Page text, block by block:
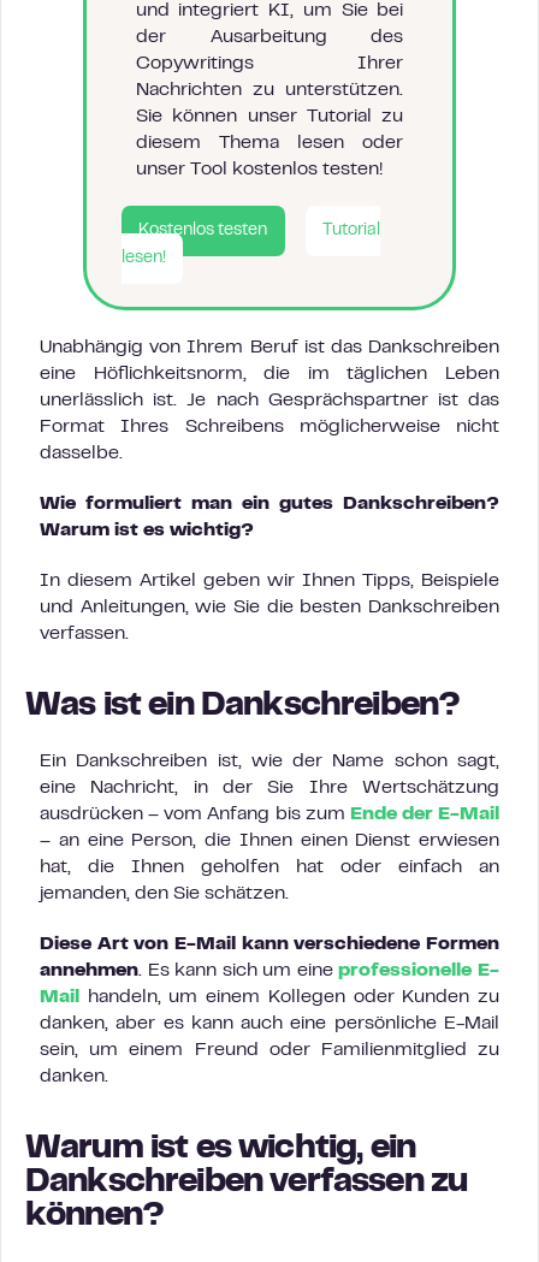
und integriert KI, um Sie bei
der Ausarbeitung des
Copywritings Ihrer
Nachrichten zu unterstützen.
Sie können unser Tutorial zu
diesem Thema lesen oder
unser Tool kostenlos testen!
Kostenlos testen
Tutorial
lesen!
Unabhängig von Ihrem Beruf ist das Dankschreiben
eine Höflichkeitsnorm, die im täglichen Leben
unerlässlich ist. Je nach Gesprächspartner ist das
Format Ihres Schreibens möglicherweise nicht
dasselbe.
Wie formuliert man ein gutes Dankschreiben?
Warum ist es wichtig?
In diesem Artikel geben wir Ihnen Tipps, Beispiele
und Anleitungen, wie Sie die besten Dankschreiben
verfassen.
Was ist ein Dankschreiben?
Ein Dankschreiben ist, wie der Name schon sagt,
eine Nachricht, in der Sie Ihre Wertschätzung
ausdrücken – vom Anfang bis zum Ende der E-Mail
– an eine Person, die Ihnen einen Dienst erwiesen
hat, die Ihnen geholfen hat oder einfach an
jemanden, den Sie schätzen.
Diese Art von E-Mail kann verschiedene Formen
annehmen. Es kann sich um eineprofessionelle E-
Mail
handeln, um einem Kollegen oder Kunden zu
danken, aber es kann auch eine persönliche E-Mail
sein, um einem Freund oder Familienmitglied zu
danken.
Warum ist es wichtig, ein
Dankschreiben verfassen zu
können?